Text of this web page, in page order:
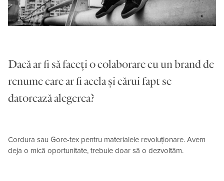
Dacă ar fi să faceți o colaborare cu un brand de
renume care ar fi acela și cărui fapt se
datorează alegerea?
Cordura sau Gore-tex pentru materialele revoluționare. Avem
deja o mică oportunitate, trebuie doar să o dezvoltăm.